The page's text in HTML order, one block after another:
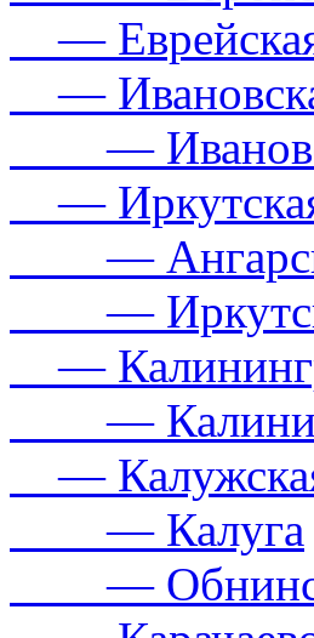
—
—
—
—
—
—
—
—
—
— Калуга
—